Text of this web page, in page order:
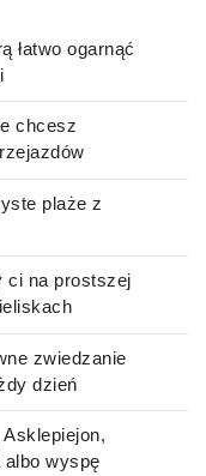
łatwo ogarnąć
chcesz
plaże z
ci na prostszej
zwiedzanie
dzień
albo wyspę